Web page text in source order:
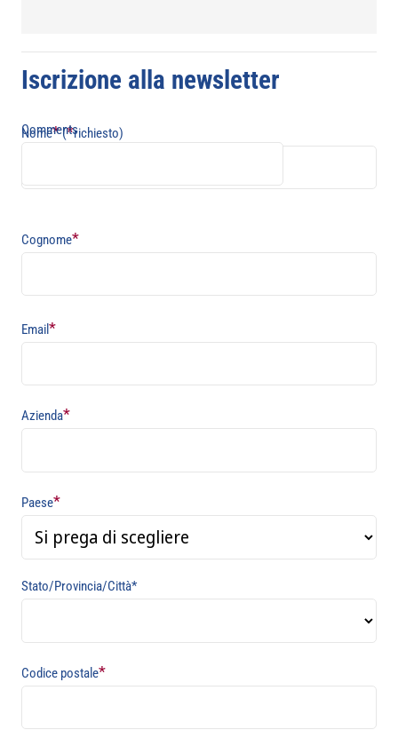
Iscrizione alla newsletter
Comments
Nome*(*richiesto)
Cognome*
Email*
Azienda*
Paese*
Stato/Provincia/Città*
Codice postale*